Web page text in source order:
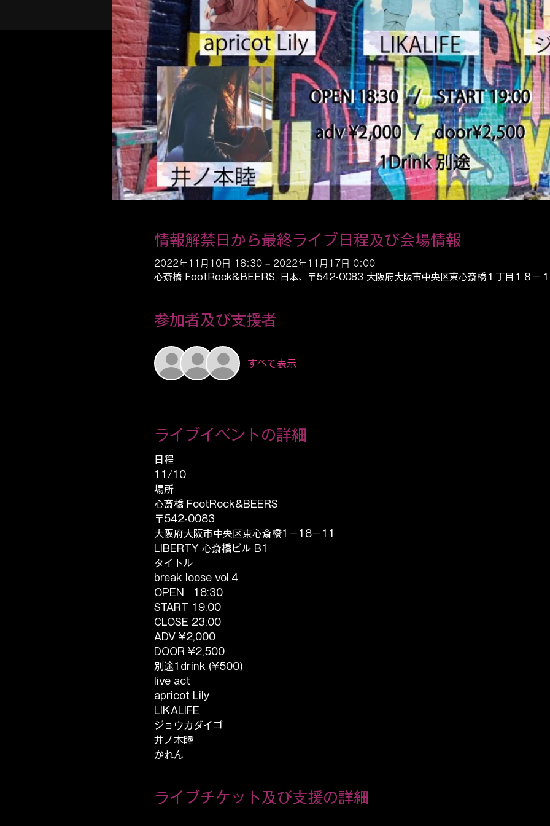
情報解禁日から最終ライブ日程及び会場情報
2022年11月10日 18:30 – 2022年11月17日 0:00
心斎橋 FootRock&BEERS, 日本、〒542-0083 大阪府大阪市中央区東心斎橋１丁目１８−
参加者及び支援者
すべて表示
ライブイベントの詳細
日程
11/10
場所
心斎橋 FootRock&BEERS
〒542-0083
大阪府大阪市中央区東心斎橋1−18−11
LIBERTY 心斎橋ビル B1
タイトル
break loose vol.4
OPEN   18:30
START 19:00
CLOSE 23:00
ADV ¥2,000
DOOR ¥2,500
別途1drink (¥500)
live act
apricot Lily
LIKALIFE
ジョウカダイゴ
井ノ本睦
かれん
ライブチケット及び支援の詳細